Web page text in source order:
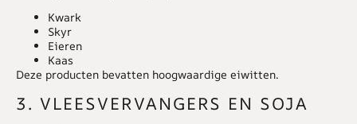
Kwark
Skyr
Eieren
Kaas
Deze producten bevatten hoogwaardige eiwitten.
3. VLEESVERVANGERS EN SOJA